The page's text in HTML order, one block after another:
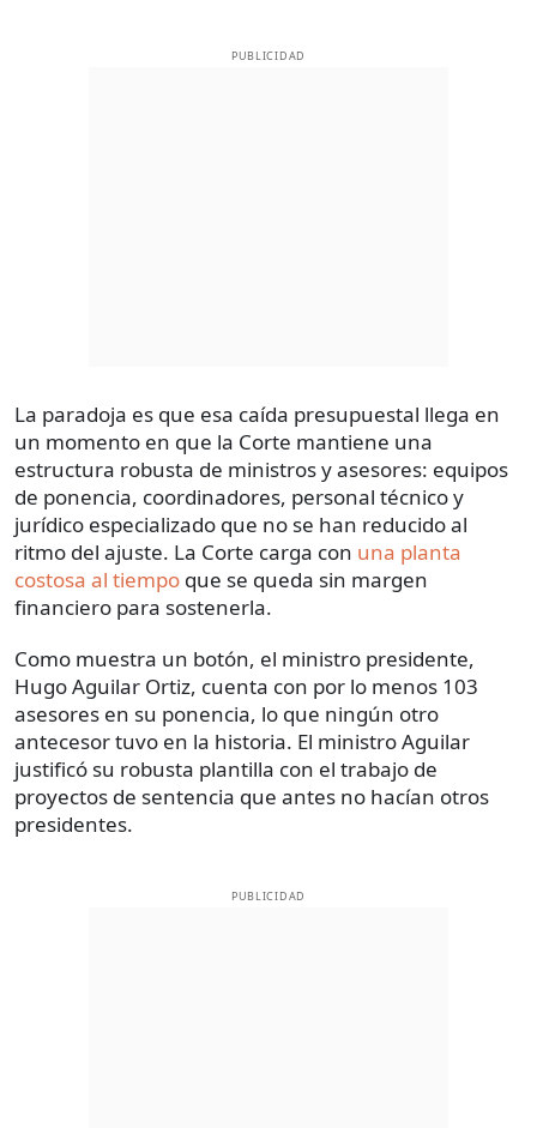
PUBLICIDAD
La paradoja es que esa caída presupuestal llega en
un momento en que la Corte mantiene una
estructura robusta de ministros y asesores: equipos
de ponencia, coordinadores, personal técnico y
jurídico especializado que no se han reducido al
ritmo del ajuste. La Corte carga con una planta
costosa al tiempo que se queda sin margen
financiero para sostenerla.
Como muestra un botón, el ministro presidente,
Hugo Aguilar Ortiz, cuenta con por lo menos 103
asesores en su ponencia, lo que ningún otro
antecesor tuvo en la historia. El ministro Aguilar
justificó su robusta plantilla con el trabajo de
proyectos de sentencia que antes no hacían otros
presidentes.
PUBLICIDAD